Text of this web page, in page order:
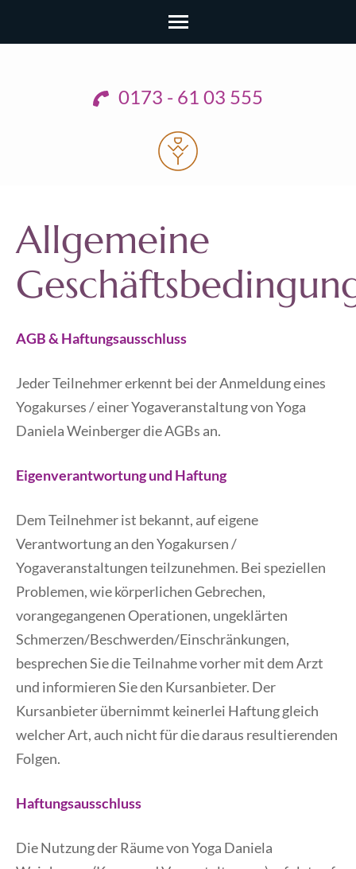
0173 - 61 03 555
Allgemeine
AGB & Haftungsausschluss
Jeder Teilnehmer erkennt bei der Anmeldung eines
Yogakurses / einer Yogaveranstaltung von Yoga
Daniela Weinberger die AGBs an.
Eigenverantwortung und Haftung
Dem Teilnehmer ist bekannt, auf eigene
Verantwortung an den Yogakursen /
Yogaveranstaltungen teilzunehmen. Bei speziellen
Problemen, wie körperlichen Gebrechen,
vorangegangenen Operationen, ungeklärten
Schmerzen/Beschwerden/Einschränkungen,
besprechen Sie die Teilnahme vorher mit dem Arzt
und informieren Sie den Kursanbieter. Der
Kursanbieter übernimmt keinerlei Haftung gleich
welcher Art, auch nicht für die daraus resultierenden
Folgen.
Haftungsausschluss
Die Nutzung der Räume von Yoga Daniela